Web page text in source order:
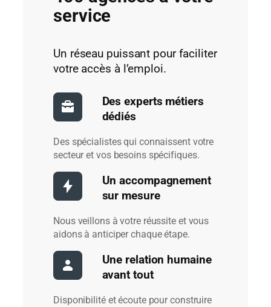
service
Un réseau puissant pour faciliter
votre accès à l’emploi.
Des experts métiers
dédiés
Des spécialistes qui connaissent votre
secteur et vos besoins spécifiques.
Un accompagnement
sur mesure
Nous veillons à votre réussite et vous
aidons à anticiper chaque étape.
Une relation humaine
avant tout
Disponibilité et écoute pour construire